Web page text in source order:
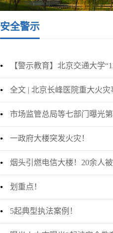
安全警示
【警示教育】北京交通大学
全文 | 北京长峰医院重大火灾
市场监管总局等七部门曝光
一政府大楼突发火灾！
烟头引燃电信大楼！20余人被
划重点！
5起典型执法案例！